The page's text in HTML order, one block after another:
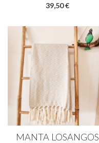
39,50 €
MANTA LOSANGOS